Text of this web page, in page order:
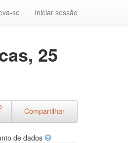
se Iniciar sessão
25
Compartilhar
de dados